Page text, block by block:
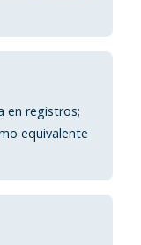
en registros;
equivalente